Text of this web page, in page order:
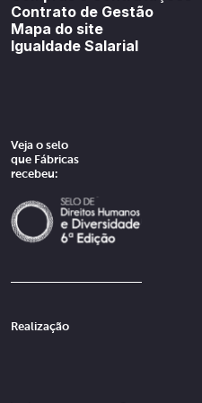
Contrato de Gestão
Mapa do site
Igualdade Salarial
Veja o selo
que Fábricas
recebeu:
Realização